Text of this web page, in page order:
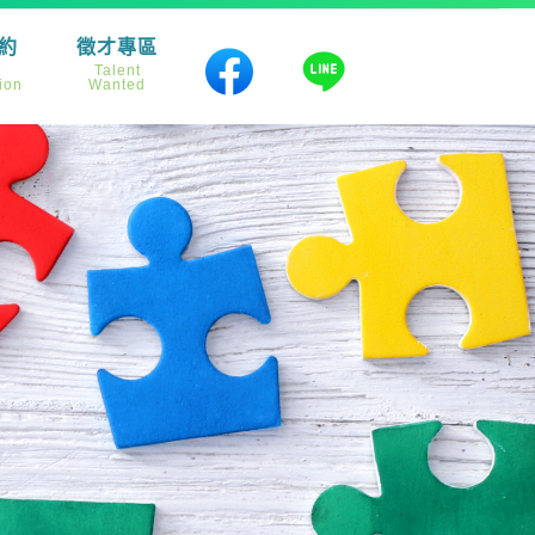
徵才專區
Talent
Wanted